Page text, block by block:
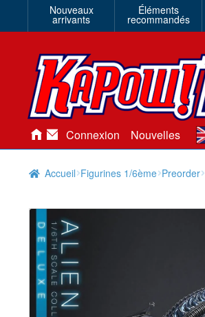
Nouveaux
arrivants
Éléments
recommandés
Connexion Nouvelles en
Accueil Figurines 1/6ème Preorder